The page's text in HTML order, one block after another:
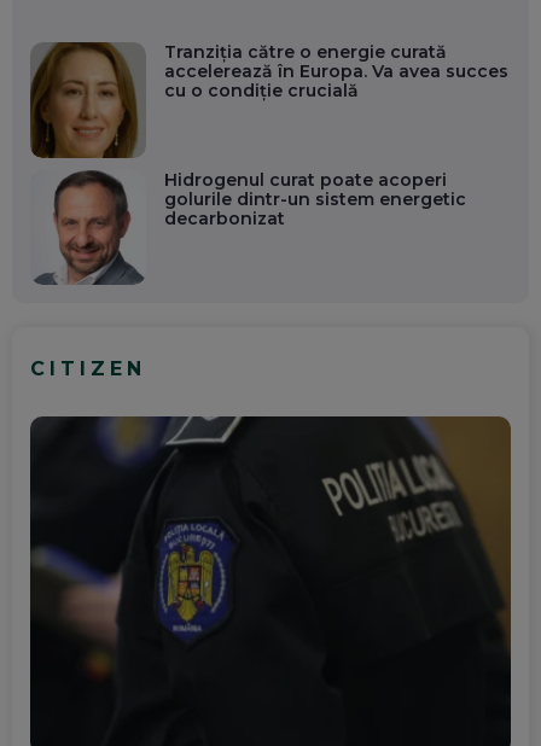
Tranziția către o energie curată
accelerează în Europa. Va avea succes
cu o condiție crucială
Hidrogenul curat poate acoperi
golurile dintr-un sistem energetic
decarbonizat
CITIZEN